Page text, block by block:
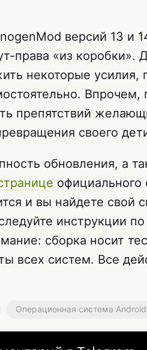
версий 13 и
права «из коробки».
некоторые усилия,
Впрочем,
препятствий
своего
обновления, а
официального
и вы найдете
инструкции
сборка носит
всех систем. Все
Операционная система Android